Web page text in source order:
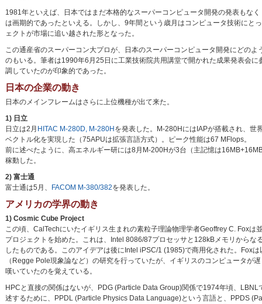
1981年といえば、日本ではまだ本格的なスーパーコンピュータ開発の発表もな
は画期的であったといえる。しかし、9年間という歳月はコンピュータ技術に
ェクトが市場に追い越された形となった。
この通産省のスーパーコン大プロが、日本のスーパーコンピュータ開発にどの
のもいる。筆者は1990年6月25日に工業技術院共用講堂で開かれた成果発表会
調していたのが印象的であった。
日本の企業の動き
日本のメインフレームはさらに上位機種が出て来た。
1) 日立
日立は2月 HITAC M-280D, M-280H を発表した。M-280HにはIAPが搭載され、世
ベクトル化を実現した（75APUは拡張言語方式）。ピーク性能は67 MFlops。
前に述べたように、高エネルギー研には8月M-200Hが3台（主記憶は
稼動した。
2) 富士通
富士通は5月、
FACOM M-380/382を発表した。
アメリカの学界の動き
1) Cosmic Cube Project
この頃、CalTechにいたイギリス生まれの素粒子理論物理学者Geoffrey C. Foxは
プロジェクトを始めた。これは、Intel 8086/87プロセッサと128kBメモリからな
したものである。このアイデアは後にIntel iPSC/1 (1985)で商用化された。Fox
（Regge Pole現象論など）の研究を行っていたが、イギリスのコンピュータが
嘆いていたのを覚えている。
HPCと直接の関係はないが、PDG (Particle Data Group)関係で1974年頃、LBNL
述するために、PPDL (Particle Physics Data Language)という言語と、PPDS